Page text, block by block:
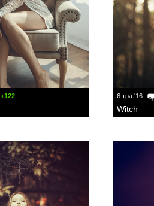
+122 6 тра '16
Witch